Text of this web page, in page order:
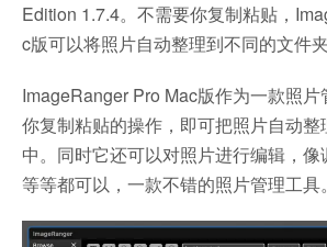
Edition 1.7.4。不需要你复制粘贴，
c版可以将照片自动整理到不同的文件夹
ImageRanger Pro Mac版作为一款照
你复制粘贴的操作，即可把照片自动
中。同时它还可以对照片进行编辑，
等等都可以，一款不错的照片管理工具。